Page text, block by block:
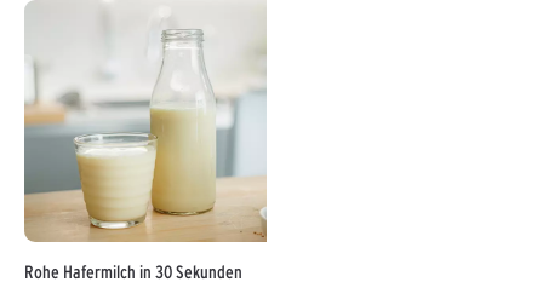
Rohe Hafermilch in 30 Sekunden